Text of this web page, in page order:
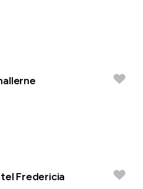
Fredericia